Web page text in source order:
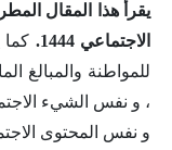
يقرأ هذا المقال
الاجتماعي 1444.
كما
للمواطنة والمبالغ
، و نفس الشيء
و نفس المحتوى